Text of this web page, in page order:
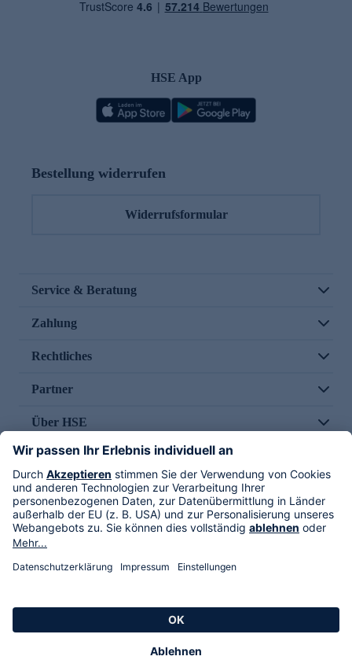
HSE App
Bestellung widerrufen
Widerrufsformular
Service & Beratung
Zahlung
Rechtliches
Partner
Über HSE
Im TV
HSE International